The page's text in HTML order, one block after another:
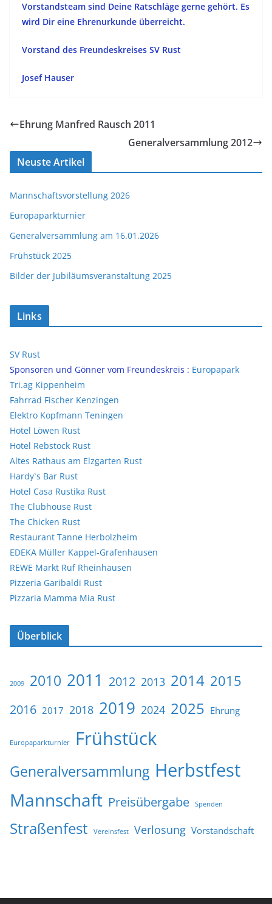
Vorstandsteam sind Deine Ratschläge gerne gehört. Es
wird Dir eine Ehrenurkunde überreicht.
Vorstand des Freundeskreises SV Rust
Josef Hauser
Ehrung Manfred Rausch 2011
Generalversammlung 2012
Neuste Artikel
Mannschaftsvorstellung 2026
Europaparkturnier
Generalversammlung am 16.01.2026
Frühstück 2025
Bilder der Jubiläumsveranstaltung 2025
Links
SV Rust
Sponsoren und Gönner vom Freundeskreis : Europapark
Tri.ag Kippenheim
Fahrrad Fischer Kenzingen
Elektro Kopfmann Teningen
Hotel Löwen Rust
Hotel Rebstock Rust
Altes Rathaus am Elzgarten Rust
Hardy`s Bar Rust
Hotel Casa Rustika Rust
The Clubhouse Rust
The Chicken Rust
Restaurant Tanne Herbolzheim
EDEKA Müller Kappel-Grafenhausen
REWE Markt Ruf Rheinhausen
Pizzeria Garibaldi Rust
Pizzaria Mamma Mia Rust
Überblick
2009 2010 2011 2012 2013 2014 2015
2016 2017 2018 2019 2024 2025 Ehrung
Europaparkturnier Frühstück
Generalversammlung Herbstfest
Mannschaft Preisübergabe Spenden
Straßenfest Vereinsfest Verlosung Vorstandschaft